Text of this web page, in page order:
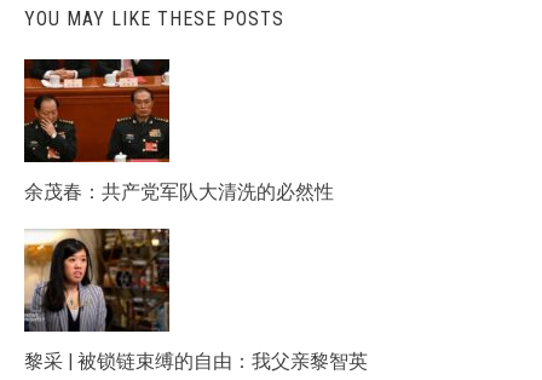
YOU MAY LIKE THESE POSTS
余茂春：共产党军队大清洗的必然性
黎采 | 被锁链束缚的自由：我父亲黎智英